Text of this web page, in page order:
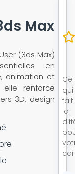
Max
(3ds Max)
en
animation et
elle renforce
3D, design
Ce
qui
fait
la